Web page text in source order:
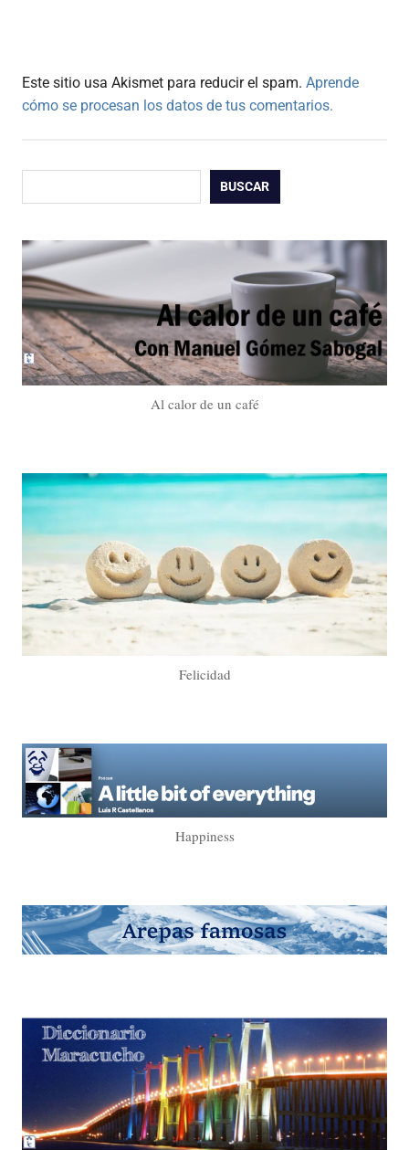
Este sitio usa Akismet para reducir el spam. Aprende
cómo se procesan los datos de tus comentarios.
BUSCAR
Al calor de un café
Felicidad
Happiness